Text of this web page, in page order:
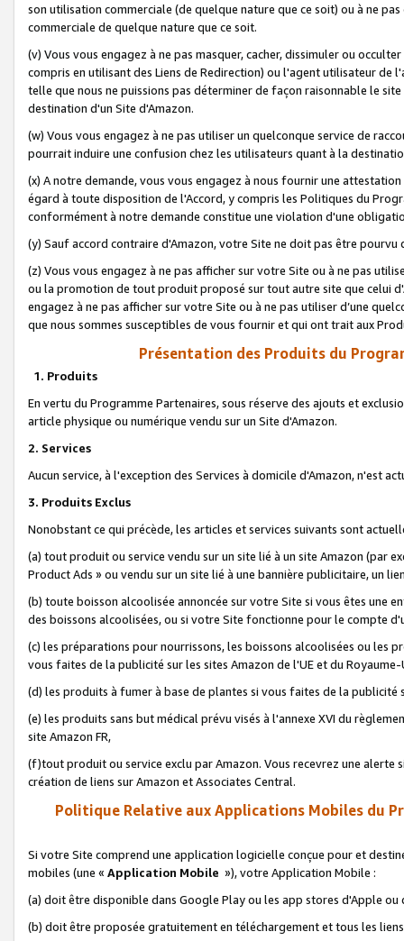
son utilisation commerciale (de quelque nature que ce soit) ou à ne
commerciale de quelque nature que ce soit.
(v) Vous vous engagez à ne pas masquer, cacher, dissimuler ou
compris en utilisant des Liens de Redirection) ou l'agent utilisateur
telle que nous ne puissions pas déterminer de façon raisonnable le
destination d'un Site d'Amazon.
(w) Vous vous engagez à ne pas utiliser un quelconque service de
pourrait induire une confusion chez les utilisateurs quant à la
(x) A notre demande, vous vous engagez à nous fournir une
égard à toute disposition de l'Accord, y compris les Politiques du
conformément à notre demande constitue une violation d'une
(y) Sauf accord contraire d'Amazon, votre Site ne doit pas être
(z) Vous vous engagez à ne pas afficher sur votre Site ou à ne pas
ou la promotion de tout produit proposé sur tout autre site que celui
engagez à ne pas afficher sur votre Site ou à ne pas utiliser d’une
que nous sommes susceptibles de vous fournir et qui ont trait aux
Présentation des Produits du
1. Produits
En vertu du Programme Partenaires, sous réserve des ajouts et
article physique ou numérique vendu sur un Site d'Amazon.
2. Services
Aucun service, à l'exception des Services à domicile d'Amazon, n'est
3. Produits Exclus
Nonobstant ce qui précède, les articles et services suivants sont
(a) tout produit ou service vendu sur un site lié à un site Amazon (par
Product Ads » ou vendu sur un site lié à une bannière publicitaire, un
(b) toute boisson alcoolisée annoncée sur votre Site si vous êtes une
des boissons alcoolisées, ou si votre Site fonctionne pour le compte
(c) les préparations pour nourrissons, les boissons alcoolisées ou les
vous faites de la publicité sur les sites Amazon de l'UE et du Royaume-
(d) les produits à fumer à base de plantes si vous faites de la publicité
(e) les produits sans but médical prévu visés à l'annexe XVI du
site Amazon FR,
(f)tout produit ou service exclu par Amazon. Vous recevrez une alerte
création de liens sur Amazon et Associates Central.
Politique Relative aux Applications Mobiles du
Si votre Site comprend une application logicielle conçue pour et
mobiles (une « Application Mobile »), votre Application Mobile :
(a) doit être disponible dans Google Play ou les app stores d'Apple ou
(b) doit être proposée gratuitement en téléchargement et tous les